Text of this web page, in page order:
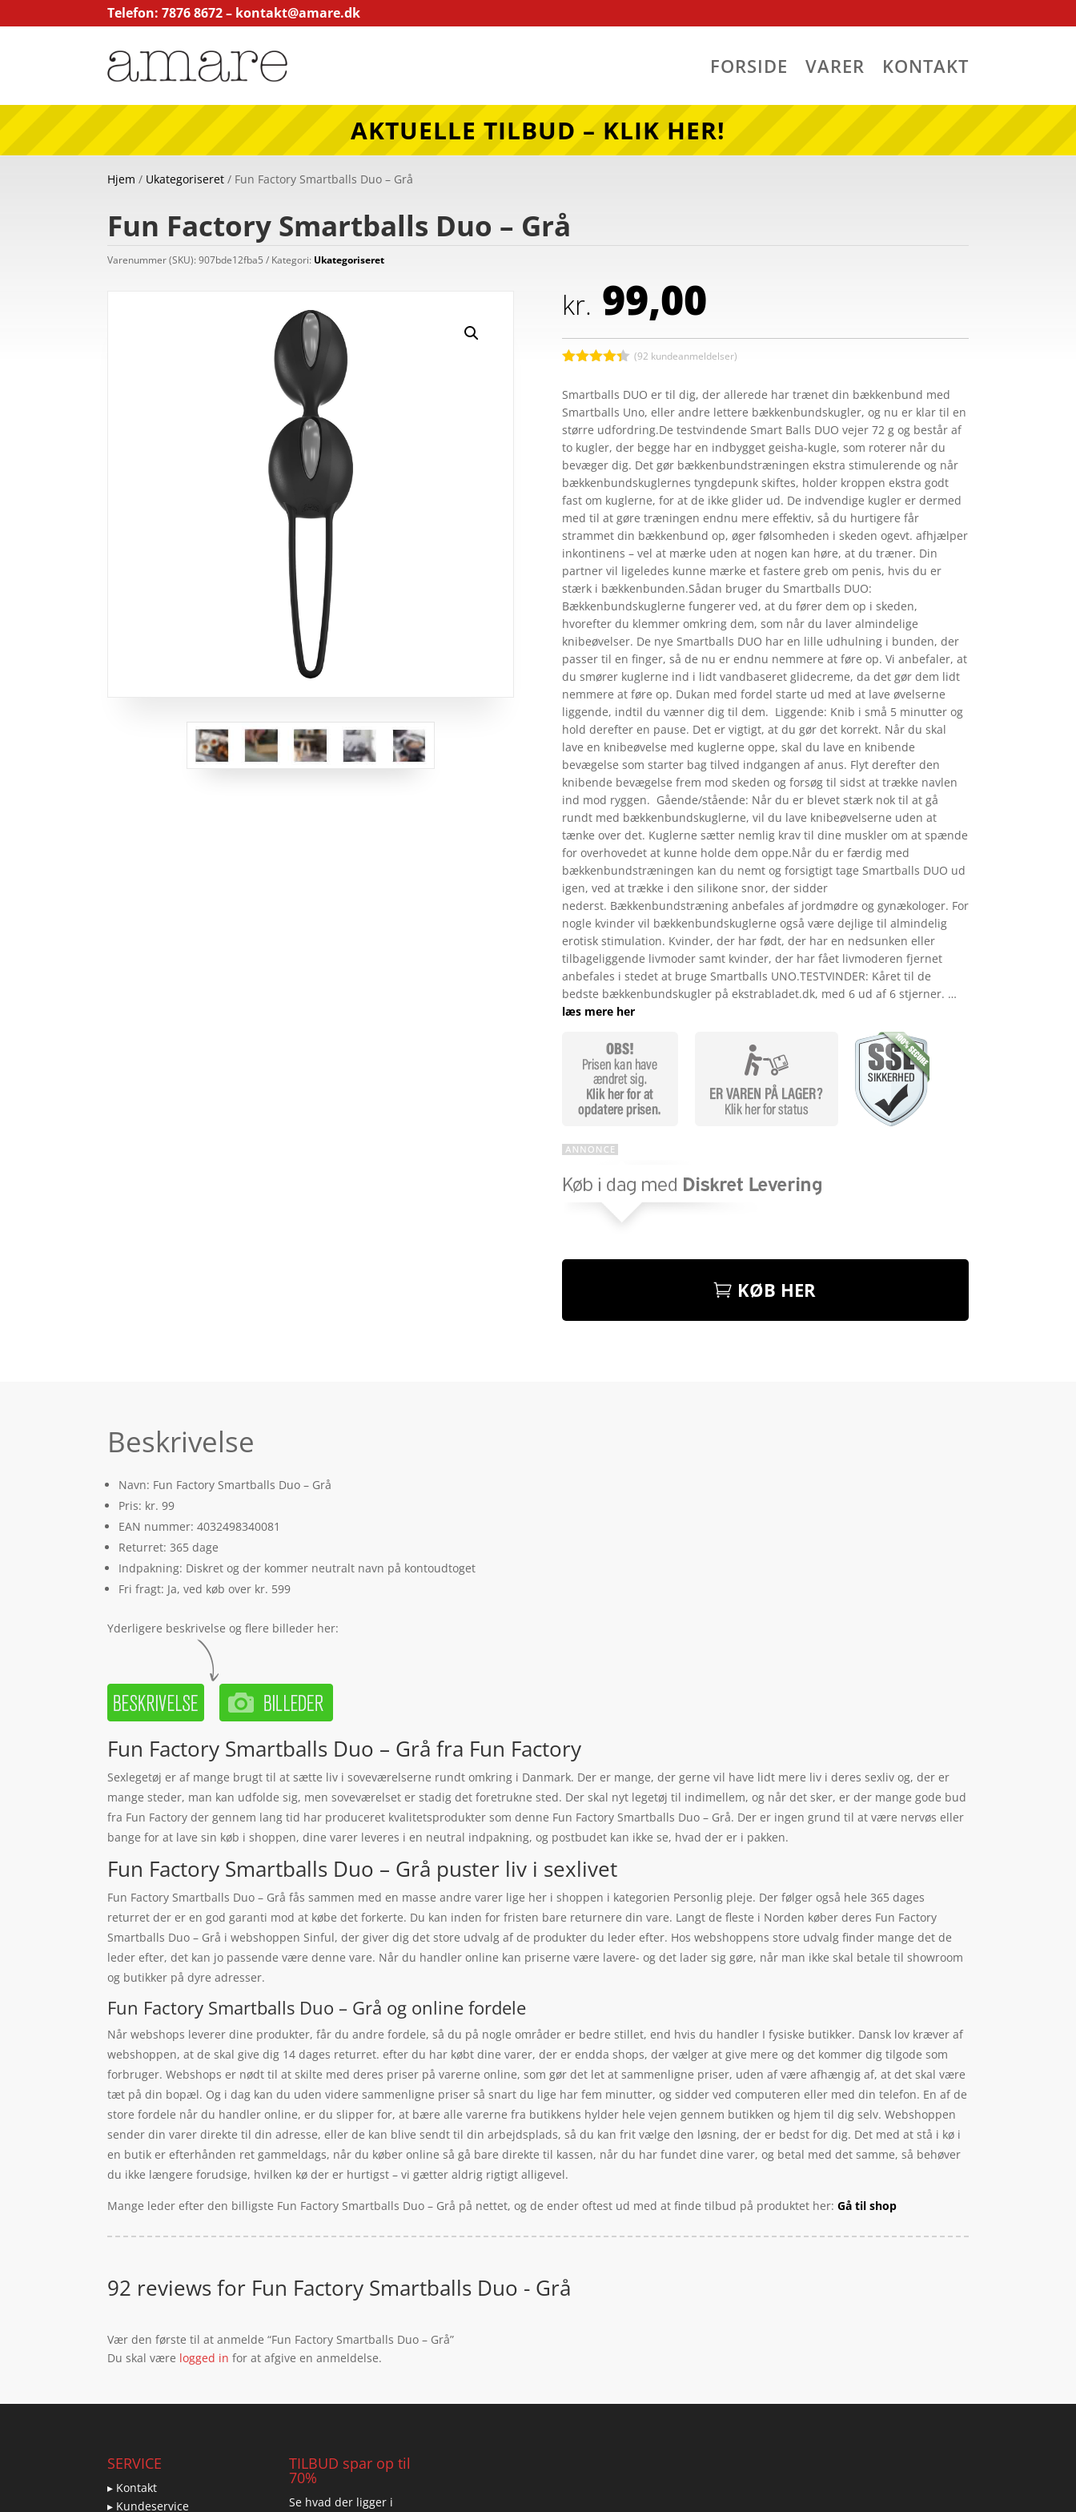
Telefon: 7876 8672 – kontakt@amare.dk
FORSIDE VARER KONTAKT
AKTUELLE TILBUD – KLIK HER!
Hjem / Ukategoriseret / Fun Factory Smartballs Duo – Grå
Fun Factory Smartballs Duo – Grå
Varenummer (SKU):907bde12fba5 Kategori: Ukategoriseret
kr. 99,00
ud af 5
baseret
på
kundebedø
mmelser
(92 kundeanmeldelser)
Smartballs DUO er til dig, der allerede har trænet din bækkenbund med
Smartballs Uno, eller andre lettere bækkenbundskugler, og nu er klar til en
større udfordring.De testvindende Smart Balls DUO vejer 72 g og består af
to kugler, der begge har en indbygget geisha-kugle, som roterer når du
bevæger dig. Det gør bækkenbundstræningen ekstra stimulerende og når
bækkenbundskuglernes tyngdepunk skiftes, holder kroppen ekstra godt
fast om kuglerne, for at de ikke glider ud. De indvendige kugler er dermed
med til at gøre træningen endnu mere effektiv, så du hurtigere får
strammet din bækkenbund op, øger følsomheden i skeden ogevt. afhjælper
inkontinens – vel at mærke uden at nogen kan høre, at du træner. Din
partner vil ligeledes kunne mærke et fastere greb om penis, hvis du er
stærk i bækkenbunden.Sådan bruger du Smartballs DUO:
Bækkenbundskuglerne fungerer ved, at du fører dem op i skeden,
hvorefter du klemmer omkring dem, som når du laver almindelige
knibeøvelser. De nye Smartballs DUO har en lille udhulning i bunden, der
passer til en finger, så de nu er endnu nemmere at føre op. Vi anbefaler, at
du smører kuglerne ind i lidt vandbaseret glidecreme, da det gør dem lidt
nemmere at føre op. Dukan med fordel starte ud med at lave øvelserne
liggende, indtil du vænner dig til dem. Liggende: Knib i små 5 minutter og
hold derefter en pause. Det er vigtigt, at du gør det korrekt. Når du skal
lave en knibeøvelse med kuglerne oppe, skal du lave en knibende
bevægelse som starter bag tilved indgangen af anus. Flyt derefter den
knibende bevægelse frem mod skeden og forsøg til sidst at trække navlen
ind mod ryggen. Gående/stående: Når du er blevet stærk nok til at gå
rundt med bækkenbundskuglerne, vil du lave knibeøvelserne uden at
tænke over det. Kuglerne sætter nemlig krav til dine muskler om at spænde
for overhovedet at kunne holde dem oppe.Når du er færdig med
bækkenbundstræningen kan du nemt og forsigtigt tage Smartballs DUO ud
igen, ved at trække i den silikone snor, der sidder
nederst. Bækkenbundstræning anbefales af jordmødre og gynækologer. For
nogle kvinder vil bækkenbundskuglerne også være dejlige til almindelig
erotisk stimulation. Kvinder, der har født, der har en nedsunken eller
tilbageliggende livmoder samt kvinder, der har fået livmoderen fjernet
anbefales i stedet at bruge Smartballs UNO.TESTVINDER: Kåret til de
bedste bækkenbundskugler på ekstrabladet.dk, med 6 ud af 6 stjerner. …
læs mere her
KØB HER
Beskrivelse
Navn: Fun Factory Smartballs Duo – Grå
Pris: kr. 99
EAN nummer: 4032498340081
Returret: 365 dage
Indpakning: Diskret og der kommer neutralt navn på kontoudtoget
Fri fragt: Ja, ved køb over kr. 599
Yderligere beskrivelse og flere billeder her:
Fun Factory Smartballs Duo – Grå fra Fun Factory
Sexlegetøj er af mange brugt til at sætte liv i soveværelserne rundt omkring i Danmark. Der er mange, der gerne vil have lidt mere liv i deres sexliv og, der er
mange steder, man kan udfolde sig, men soveværelset er stadig det foretrukne sted. Der skal nyt legetøj til indimellem, og når det sker, er der mange gode bud
fra Fun Factory der gennem lang tid har produceret kvalitetsprodukter som denne Fun Factory Smartballs Duo – Grå. Der er ingen grund til at være nervøs eller
bange for at lave sin køb i shoppen, dine varer leveres i en neutral indpakning, og postbudet kan ikke se, hvad der er i pakken.
Fun Factory Smartballs Duo – Grå puster liv i sexlivet
Fun Factory Smartballs Duo – Grå fås sammen med en masse andre varer lige her i shoppen i kategorien Personlig pleje. Der følger også hele 365 dages
returret der er en god garanti mod at købe det forkerte. Du kan inden for fristen bare returnere din vare. Langt de fleste i Norden køber deres Fun Factory
Smartballs Duo – Grå i webshoppen Sinful, der giver dig det store udvalg af de produkter du leder efter. Hos webshoppens store udvalg finder mange det de
leder efter, det kan jo passende være denne vare. Når du handler online kan priserne være lavere- og det lader sig gøre, når man ikke skal betale til showroom
og butikker på dyre adresser.
Fun Factory Smartballs Duo – Grå og online fordele
Når webshops leverer dine produkter, får du andre fordele, så du på nogle områder er bedre stillet, end hvis du handler I fysiske butikker. Dansk lov kræver af
webshoppen, at de skal give dig 14 dages returret. efter du har købt dine varer, der er endda shops, der vælger at give mere og det kommer dig tilgode som
forbruger. Webshops er nødt til at skilte med deres priser på varerne online, som gør det let at sammenligne priser, uden af være afhængig af, at det skal være
tæt på din bopæl. Og i dag kan du uden videre sammenligne priser så snart du lige har fem minutter, og sidder ved computeren eller med din telefon. En af de
store fordele når du handler online, er du slipper for, at bære alle varerne fra butikkens hylder hele vejen gennem butikken og hjem til dig selv. Webshoppen
sender din varer direkte til din adresse, eller de kan blive sendt til din arbejdsplads, så du kan frit vælge den løsning, der er bedst for dig. Det med at stå i kø i
en butik er efterhånden ret gammeldags, når du køber online så gå bare direkte til kassen, når du har fundet dine varer, og betal med det samme, så behøver
du ikke længere forudsige, hvilken kø der er hurtigst – vi gætter aldrig rigtigt alligevel.
Mange leder efter den billigste Fun Factory Smartballs Duo – Grå på nettet, og de ender oftest ud med at finde tilbud på produktet her:Gå til shop
92 reviews for Fun Factory Smartballs Duo - Grå
Vær den første til at anmelde “Fun Factory Smartballs Duo – Grå”
Du skal være logged in for at afgive en anmeldelse.
SERVICE
▸ Kontakt
▸ Kundeservice
TILBUD spar op til
70%
Se hvad der ligger i